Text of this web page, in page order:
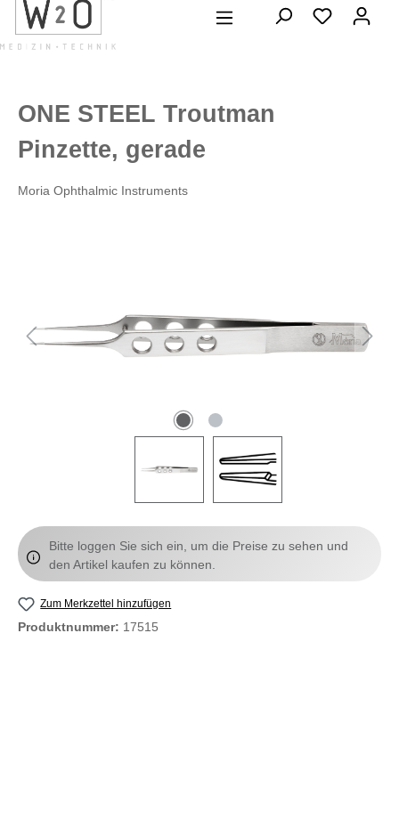
springen
ONE STEEL Troutman
Pinzette, gerade
Moria Ophthalmic Instruments
Bitte loggen Sie sich ein, um die Preise zu sehen und
den Artikel kaufen zu können.
Zum Merkzettel hinzufügen
Produktnummer: 17515